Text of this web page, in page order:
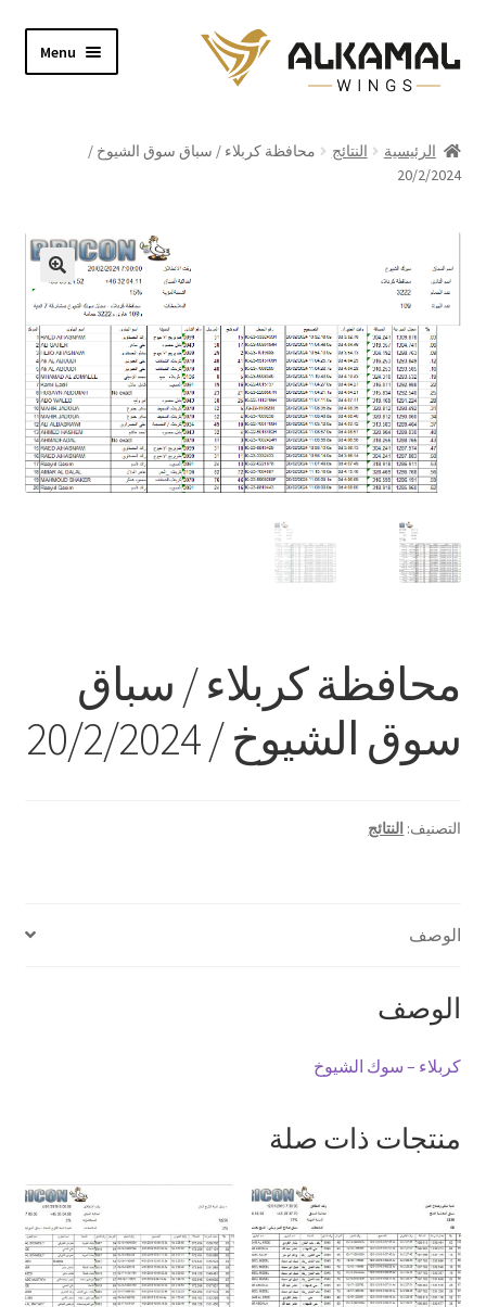
Skip
to
navigation
Skip
to
content
Menu
Shop
About
Video
Contact
الرئيسية النتائج
محافظة كربلاء / سباق سوق الشيوخ /
20/2/2024
محافظة كربلاء / سباق
سوق الشيوخ / 20/2/2024
التصنيف: النتائج
الوصف
الوصف
كربلاء – سوك الشيوخ
منتجات ذات صلة